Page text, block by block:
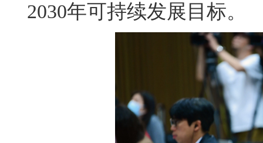
2030年可持续发展目标。